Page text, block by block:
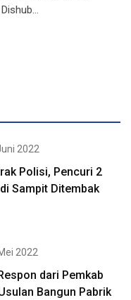
2022
Polisi, Pencuri 2
Sampit Ditembak
2022
dari Pemkab
Bangun Pabrik